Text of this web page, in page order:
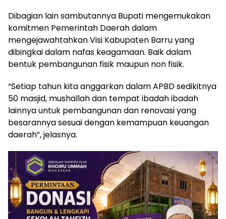
Dibagian lain sambutannya Bupati mengemukakan
komitmen Pemerintah Daerah dalam
mengejawahtahkan Visi Kabupaten Barru yang
dibingkai dalam nafas keagamaan. Baik dalam
bentuk pembangunan fisik maupun non fisik.
“Setiap tahun kita anggarkan dalam APBD sedikitnya
50 masjid, mushallah dan tempat ibadah ibadah
lainnya untuk pembangunan dan renovasi yang
besarannya sesuai dengan kemampuan keuangan
daerah”, jelasnya.